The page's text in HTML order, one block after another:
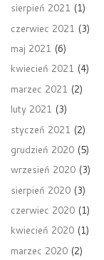
sierpień 2021 (1)
czerwiec 2021 (3)
maj 2021 (6)
kwiecień 2021 (4)
marzec 2021 (2)
luty 2021 (3)
styczeń 2021 (2)
grudzień 2020 (5)
wrzesień 2020 (3)
sierpień 2020 (3)
czerwiec 2020 (1)
kwiecień 2020 (1)
marzec 2020 (2)